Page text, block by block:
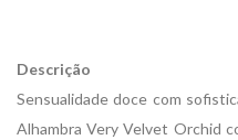
Descrição
Sensualidade doce com
Alhambra Very Velvet Orchid